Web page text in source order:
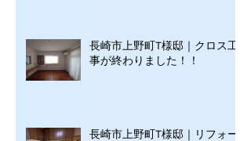
長崎市上野町T様邸｜クロス工
事が終わりました！！
長崎市上野町T様邸｜リフォー